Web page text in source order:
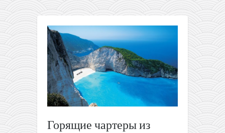
Горящие чартеры из
ВизитТур:
билеты
городов
Одессу
50% (в
августе)